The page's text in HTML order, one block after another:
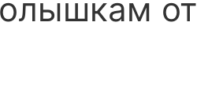
от